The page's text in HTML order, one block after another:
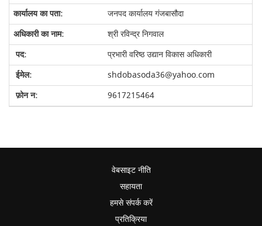
जनपद कार्यालय गंजबासौदा
श्री रविन्‍द्र निगवाल
प्रभारी वरिष्‍ठ उद्यान विकास अधिकारी
shdobasoda36@yahoo.com
9617215464
वेबसाइट नीति
सहायता
हमसे संपर्क करें
प्रतिक्रिया